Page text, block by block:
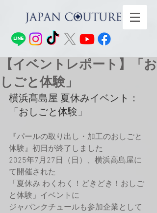
【イベントレポート】「お
しごと体験」
横浜髙島屋 夏休みイベント：
「おしごと体験」
『パールの取り出し・加工のおしごと
体験』初日が終了しました
2025年7月27日（日）、横浜高島屋に
て開催された
「夏休み わくわく！どきどき！おしご
と体験」イベントに
ジャパンクチュールも参加企業として